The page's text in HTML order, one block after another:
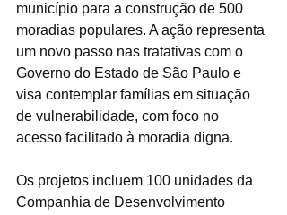
município para a construção de 500
moradias populares. A ação representa
um novo passo nas tratativas com o
Governo do Estado de São Paulo e
visa contemplar famílias em situação
de vulnerabilidade, com foco no
acesso facilitado à moradia digna.
Os projetos incluem 100 unidades da
Companhia de Desenvolvimento